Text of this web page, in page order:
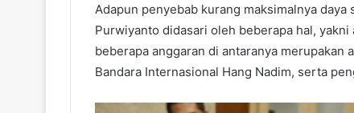
Adapun penyebab kurang maksimalnya daya
Purwiyanto didasari oleh beberapa hal,
beberapa anggaran di antaranya
Bandara Internasional Hang Nadim, serta